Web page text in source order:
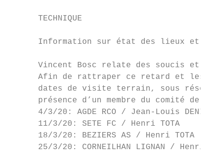
      TECHNIQUE
Information sur état des lieux et
Vincent Bosc relate des soucis et
Afin de rattraper ce retard et les
dates de visite terrain, sous
présence d’un membre du comité de
      4/3/20: AGDE RCO / Jean-Louis DENIZOT
      11/3/20: SETE FC / Henri TOTA
      18/3/20: BEZIERS AS / Henri TOTA
25/3/20: CORNEILHAN LIGNAN / Henri